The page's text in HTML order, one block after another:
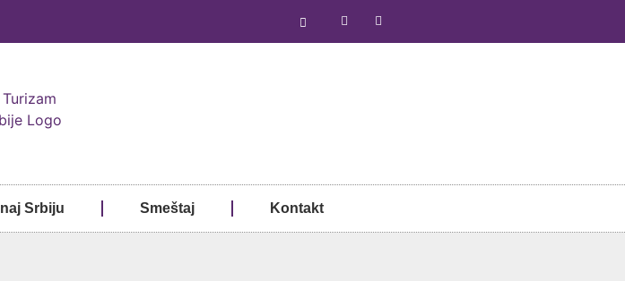
Srbiju Smeštaj Kontakt